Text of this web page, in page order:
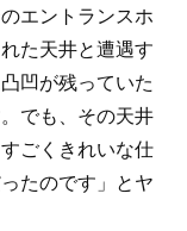
エントランスホ
た天井と遭遇す
凹が残っていた
でも、その天井
ごくきれいな仕
たのです」とヤ